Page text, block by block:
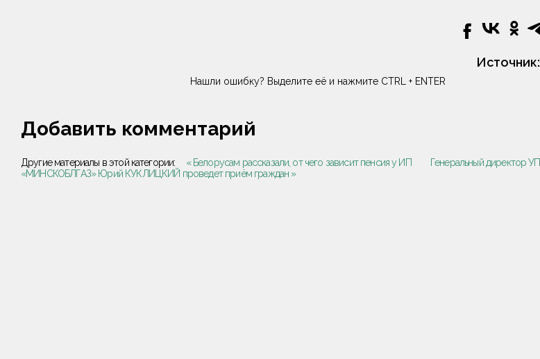
Источник:
Нашли ошибку? Выделите её и нажмите CTRL + ENTER
Добавить комментарий
Другие материалы в этой категории: « Белорусам рассказали, от чего зависит пенсия у ИП
Генеральный директор УП
«МИНСКОБЛГАЗ» Юрий КУКЛИЦКИЙ проведет приём граждан »